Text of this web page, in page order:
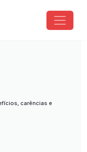
Comercial
carências e